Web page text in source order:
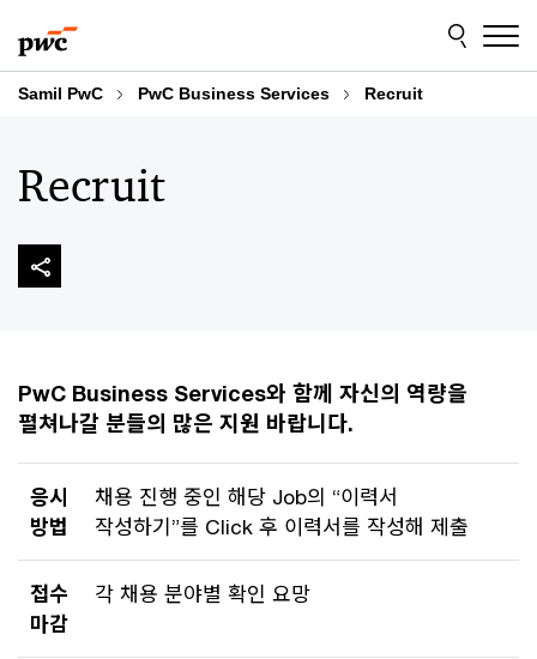
to
content
to
footer
Samil PwC PwC Business Services Recruit
Recruit
PwC Business Services와 함께 자신의 역량을
펼쳐나갈 분들의 많은 지원 바랍니다.
응시
방법
채용 진행 중인 해당 Job의 “이력서
작성하기”를 Click 후 이력서를 작성해 제출
접수
마감
각 채용 분야별 확인 요망